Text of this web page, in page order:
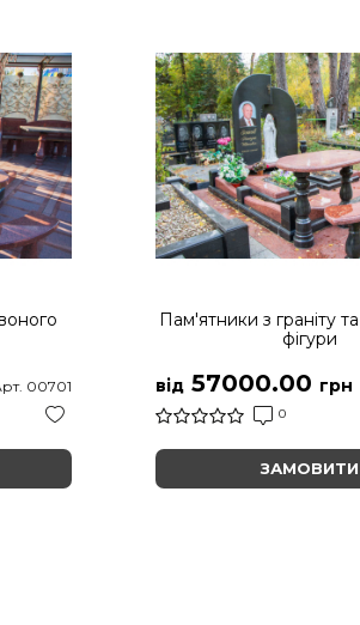
00701
Пам'ятники з граніту
фігури
від 57000.00 грн
0
ЗАМОВИТИ